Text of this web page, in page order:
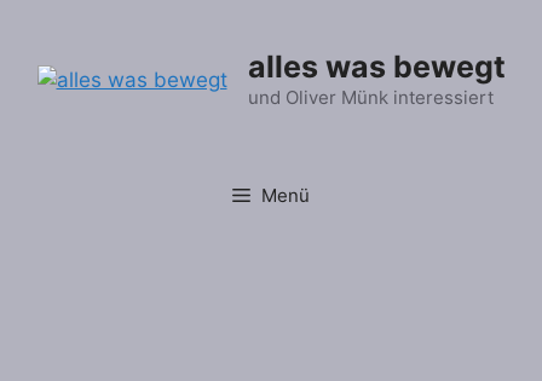
springen
alles was bewegt
und Oliver Münk interessiert
Menü